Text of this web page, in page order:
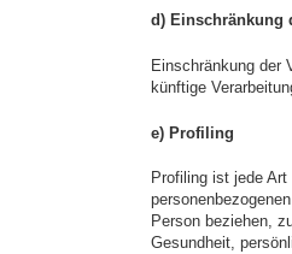
d) Einschränkung
Einschränkung der
künftige
e) Profiling
Profiling ist jede
Person beziehen,
Gesundheit,